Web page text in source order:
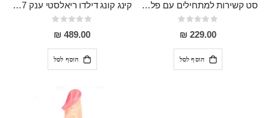
סט קשירות למתחילים עם פלג סיליקון עם זנב מפנק, כיסוי עיניים יפייפה גאג, כיסוי פטמות וקשת עם אוזני ארנבת
Rating:
0%
229.00 ₪
הוסף לסל
קינג קונג דילדו ריאלסטי ענק 27 סמ אורך 7 סמ רוחב Ulfhild
Rating:
0%
489.00 ₪
הוסף לסל